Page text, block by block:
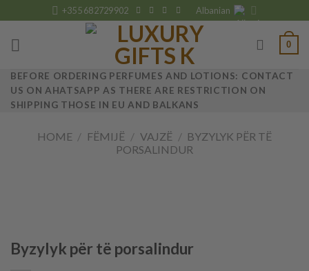
to
content
+355 682729902 Albanian
0
BEFORE ORDERING PERFUMES AND LOTIONS: CONTACT
US ON AHATSAPP AS THERE ARE RESTRICTION ON
SHIPPING THOSE IN EU AND BALKANS
HOME / FËMIJË / VAJZË / BYZYLYK PËR TË
PORSALINDUR
Byzylyk për të porsalindur